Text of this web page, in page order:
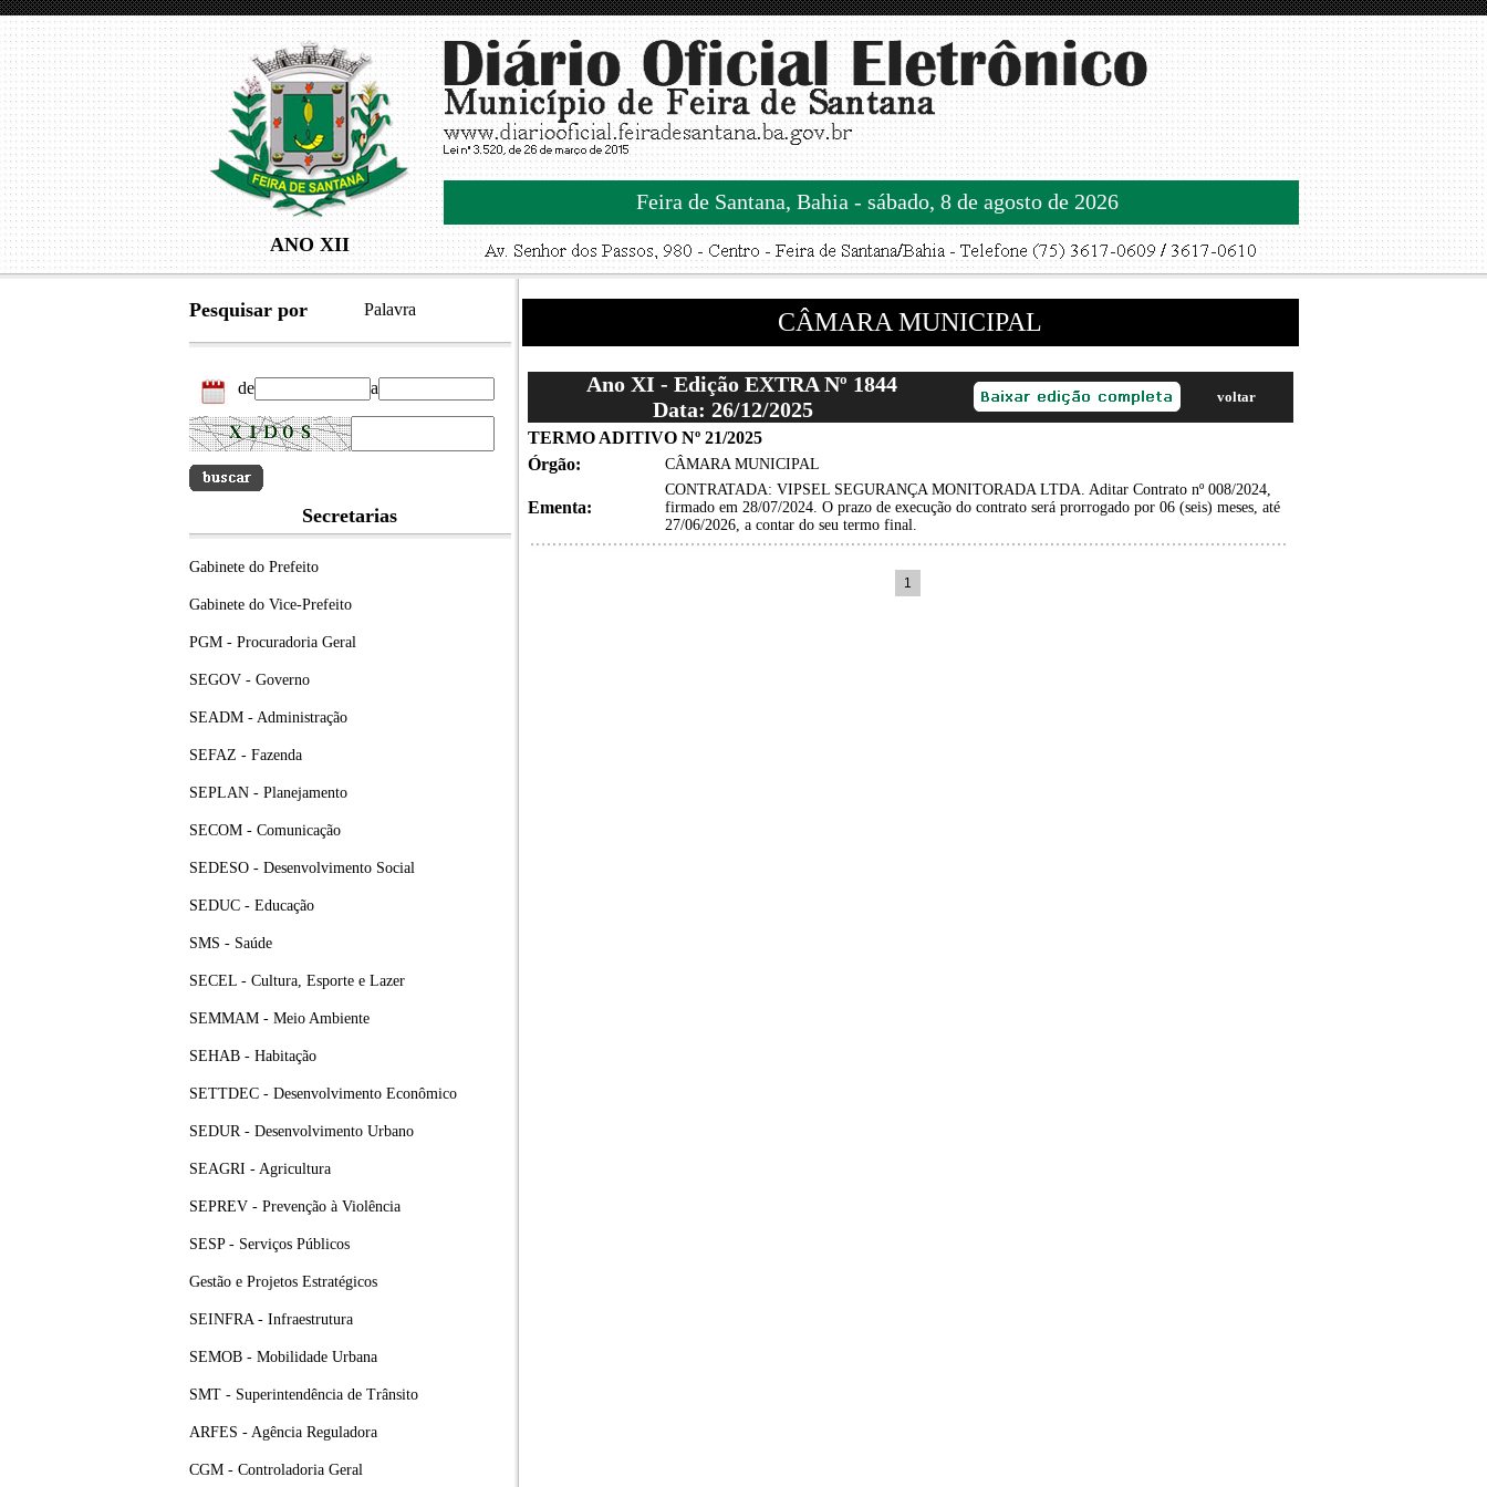
ANO XII
Feira de Santana, Bahia - sábado, 8 de agosto de 2026
Pesquisar por Palavra
de a
Secretarias
Gabinete do Prefeito
Gabinete do Vice-Prefeito
PGM - Procuradoria Geral
SEGOV - Governo
SEADM - Administração
SEFAZ - Fazenda
SEPLAN - Planejamento
SECOM - Comunicação
SEDESO - Desenvolvimento Social
SEDUC - Educação
SMS - Saúde
SECEL - Cultura, Esporte e Lazer
SEMMAM - Meio Ambiente
SEHAB - Habitação
SETTDEC - Desenvolvimento Econômico
SEDUR - Desenvolvimento Urbano
SEAGRI - Agricultura
SEPREV - Prevenção à Violência
SESP - Serviços Públicos
Gestão e Projetos Estratégicos
SEINFRA - Infraestrutura
SEMOB - Mobilidade Urbana
SMT - Superintendência de Trânsito
ARFES - Agência Reguladora
CGM - Controladoria Geral
CÂMARA MUNICIPAL
Ano XI - Edição EXTRA Nº 1844
Data: 26/12/2025
voltar
TERMO ADITIVO Nº 21/2025
Órgão:
CÂMARA MUNICIPAL
Ementa:
CONTRATADA: VIPSEL SEGURANÇA MONITORADA LTDA. Aditar Contrato nº 008/2024,
firmado em 28/07/2024. O prazo de execução do contrato será prorrogado por 06 (seis) meses, até
27/06/2026, a contar do seu termo final.
1